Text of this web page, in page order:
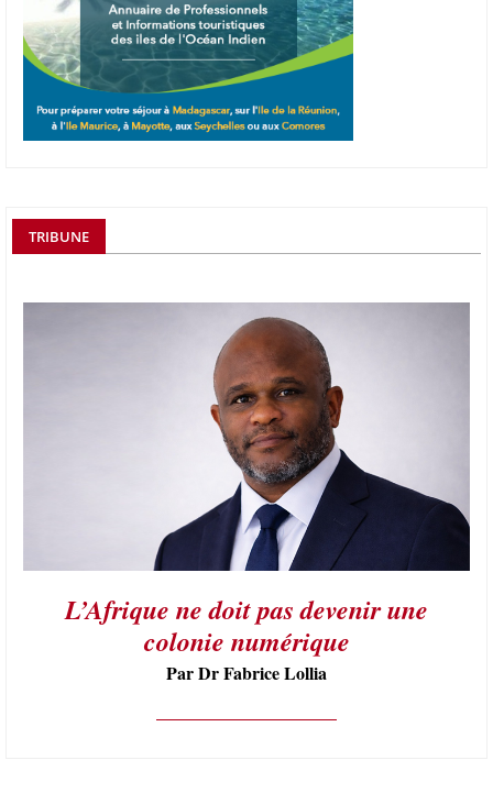
TRIBUNE
L’Afrique ne doit pas devenir une
colonie numérique
Par Dr Fabrice Lollia